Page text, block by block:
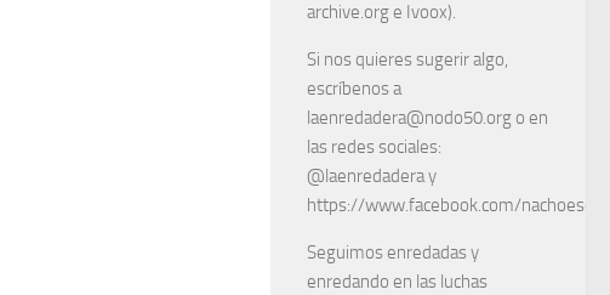
archive.org e Ivoox).
Si nos quieres sugerir algo,
escríbenos a
laenredadera@nodo50.org o en
las redes sociales:
@laenredadera y
https://www.facebook.com/
Seguimos enredadas y
enredando en las luchas